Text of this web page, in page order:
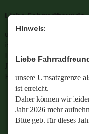
Hinweis:
Liebe
unsere Umsatzgrenze
ist erreicht.
Daher können wir
Jahr 2026 mehr
Bitte gebt für dieses
Liebe Fahrradfreunde,
unsere Umsatzgrenze als
ist erreicht.
Daher können wir leider
Jahr 2026 mehr aufnehmen.
Bitte gebt für dieses Jahr
Verfügbarkeit:
könnt, sind auch im
verfügbar.